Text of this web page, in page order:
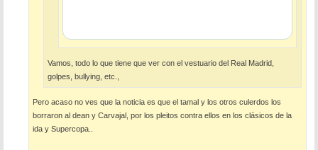
Vamos, todo lo que tiene que ver con el vestuario del Real Madrid,
golpes, bullying, etc.,
Pero acaso no ves que la noticia es que el tamal y los otros culerdos los
borraron al dean y Carvajal, por los pleitos contra ellos en los clásicos de la
ida y Supercopa..